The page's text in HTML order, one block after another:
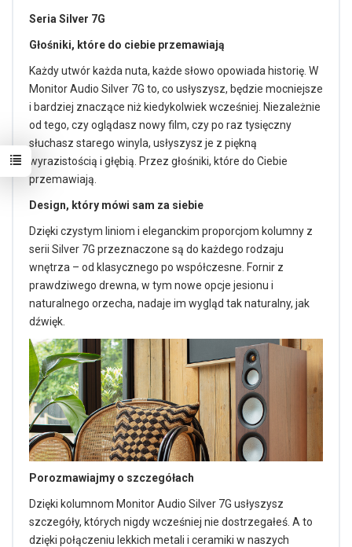
Seria Silver 7G
Głośniki, które do ciebie przemawiają
Każdy utwór każda nuta, każde słowo opowiada historię. W
Monitor Audio Silver 7G to, co usłyszysz, będzie mocniejsze
i bardziej znaczące niż kiedykolwiek wcześniej. Niezależnie
od tego, czy oglądasz nowy film, czy po raz tysięczny
słuchasz starego winyla, usłyszysz je z piękną
wyrazistością i głębią. Przez głośniki, które do Ciebie
przemawiają.
Design, który mówi sam za siebie
Dzięki czystym liniom i eleganckim proporcjom kolumny z
serii Silver 7G przeznaczone są do każdego rodzaju
wnętrza – od klasycznego po współczesne. Fornir z
prawdziwego drewna, w tym nowe opcje jesionu i
naturalnego orzecha, nadaje im wygląd tak naturalny, jak
dźwięk.
Porozmawiajmy o szczegółach
Dzięki kolumnom Monitor Audio Silver 7G usłyszysz
szczegóły, których nigdy wcześniej nie dostrzegałeś. A to
dzięki połączeniu lekkich metali i ceramiki w naszych